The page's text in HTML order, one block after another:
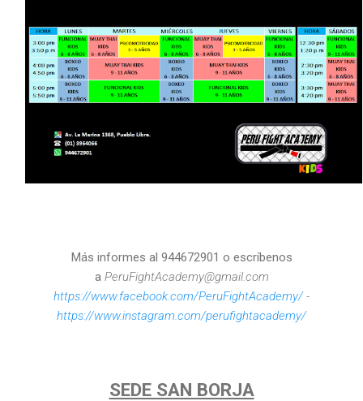
Más informes al 944672901 o escríbenos
a PeruFightAcademy@gmail.com
https://www.facebook.com/PeruFightAcademy/-
https://www.instagram.com/perufightacademy/
SEDE SAN BORJA